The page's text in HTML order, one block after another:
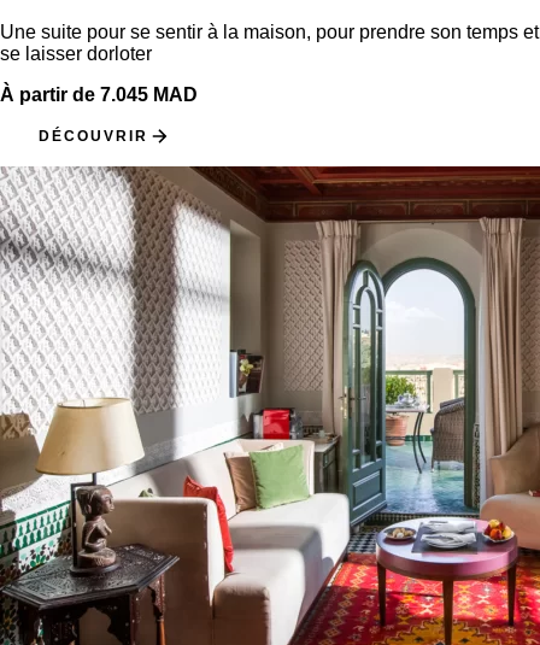
Une suite pour se sentir à la maison, pour prendre son temps et
se laisser dorloter
À partir de 7.045 MAD
DÉCOUVRIR